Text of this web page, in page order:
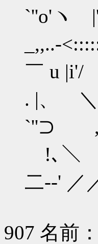
`''o'ヽ
￣ u |i'/
. |、
`''⊃ ,
!､
二-‐' ／
907 名前：